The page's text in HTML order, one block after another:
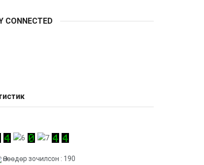
CONNECTED
Өнөөдөр зочилсон : 190